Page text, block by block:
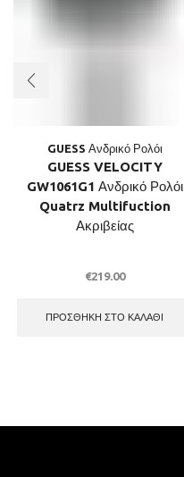
GUESS Ανδρικό Ρολόι
GUESS VELOCITY
GW1061G1 Ανδρικό Ρολόι
Quatrz Multifuction
Ακριβείας
€219.00
ΠΡΟΣΘΉΚΗ ΣΤΟ ΚΑΛΆΘΙ